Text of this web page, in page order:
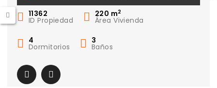
11362
ID Propiedad
220 m2
Área Vivienda
4
Dormitorios
3
Baños